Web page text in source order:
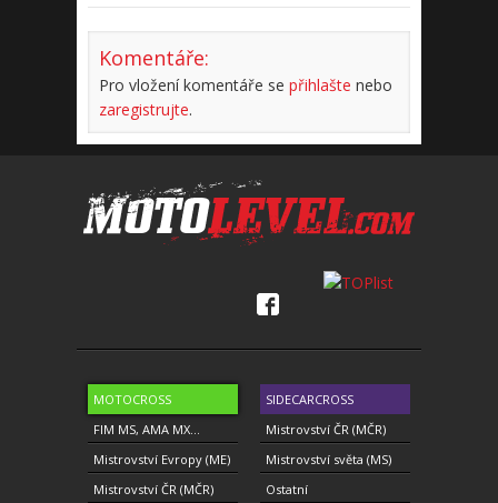
Komentáře:
Pro vložení komentáře se přihlašte nebo
zaregistrujte.
MOTOCROSS
FIM MS, AMA MX...
Mistrovství Evropy (ME)
Mistrovství ČR (MČR)
SIDECARCROSS
Mistrovství ČR (MČR)
Mistrovství světa (MS)
Ostatní